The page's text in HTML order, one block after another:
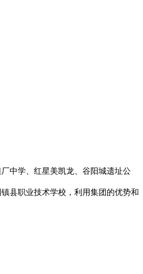
中学、红星美凯龙、谷阳城遗址公
县职业技术学校，利用集团的优势和